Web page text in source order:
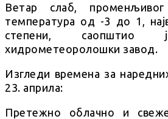
Ветар слаб,
температура од -3 до 1,
степени, саопштио
хидрометеоролошки завод.
Изгледи времена за
23. априла:
Претежно облачно и